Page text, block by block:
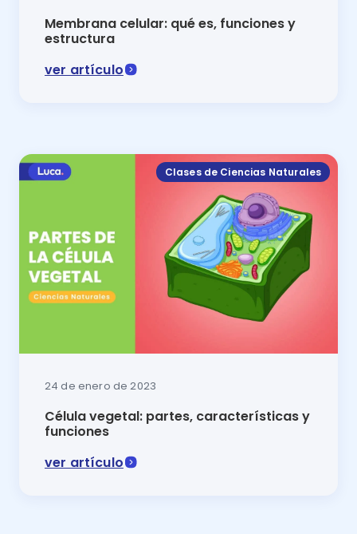
Membrana celular: qué es, funciones y
estructura
ver artículo
Clases de Ciencias Naturales
24 de enero de 2023
Célula vegetal: partes, características y
funciones
ver artículo